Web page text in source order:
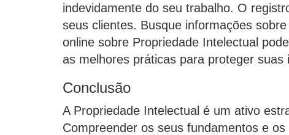
indevidamente do seu trabalho. O
seus clientes. Busque informações
online sobre Propriedade Intelectual
as melhores práticas para proteger suas
Conclusão
A Propriedade Intelectual é um ativo
Compreender os seus fundamentos e